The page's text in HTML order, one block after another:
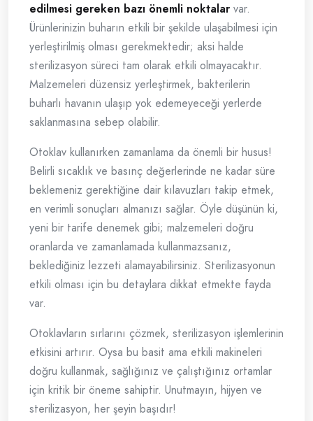
edilmesi gereken bazı önemli noktalar var.
Ürünlerinizin buharın etkili bir şekilde ulaşabilmesi için
yerleştirilmiş olması gerekmektedir; aksi halde
sterilizasyon süreci tam olarak etkili olmayacaktır.
Malzemeleri düzensiz yerleştirmek, bakterilerin
buharlı havanın ulaşıp yok edemeyeceği yerlerde
saklanmasına sebep olabilir.
Otoklav kullanırken zamanlama da önemli bir husus!
Belirli sıcaklık ve basınç değerlerinde ne kadar süre
beklemeniz gerektiğine dair kılavuzları takip etmek,
en verimli sonuçları almanızı sağlar. Öyle düşünün ki,
yeni bir tarife denemek gibi; malzemeleri doğru
oranlarda ve zamanlamada kullanmazsanız,
beklediğiniz lezzeti alamayabilirsiniz. Sterilizasyonun
etkili olması için bu detaylara dikkat etmekte fayda
var.
Otoklavların sırlarını çözmek, sterilizasyon işlemlerinin
etkisini artırır. Oysa bu basit ama etkili makineleri
doğru kullanmak, sağlığınız ve çalıştığınız ortamlar
için kritik bir öneme sahiptir. Unutmayın, hijyen ve
sterilizasyon, her şeyin başıdır!